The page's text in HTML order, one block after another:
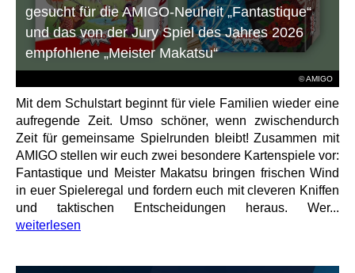
© AMIGO
gesucht für die AMIGO-Neuheit „Fantastique“
und das von der Jury Spiel des Jahres 2026
empfohlene „Meister Makatsu“
Mit dem Schulstart beginnt für viele Familien wieder eine
aufregende Zeit. Umso schöner, wenn zwischendurch
Zeit für gemeinsame Spielrunden bleibt! Zusammen mit
AMIGO stellen wir euch zwei besondere Kartenspiele vor:
Fantastique und Meister Makatsu bringen frischen Wind
in euer Spieleregal und fordern euch mit cleveren Kniffen
und taktischen Entscheidungen heraus. Wer...
weiterlesen